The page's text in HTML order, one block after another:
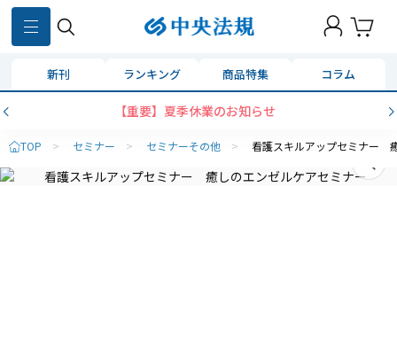
新刊 ランキング 商品特集 コラム
【重要】夏季休業のお知らせ
TOP > セミナー > セミナーその他 > 看護スキルアップセミナー